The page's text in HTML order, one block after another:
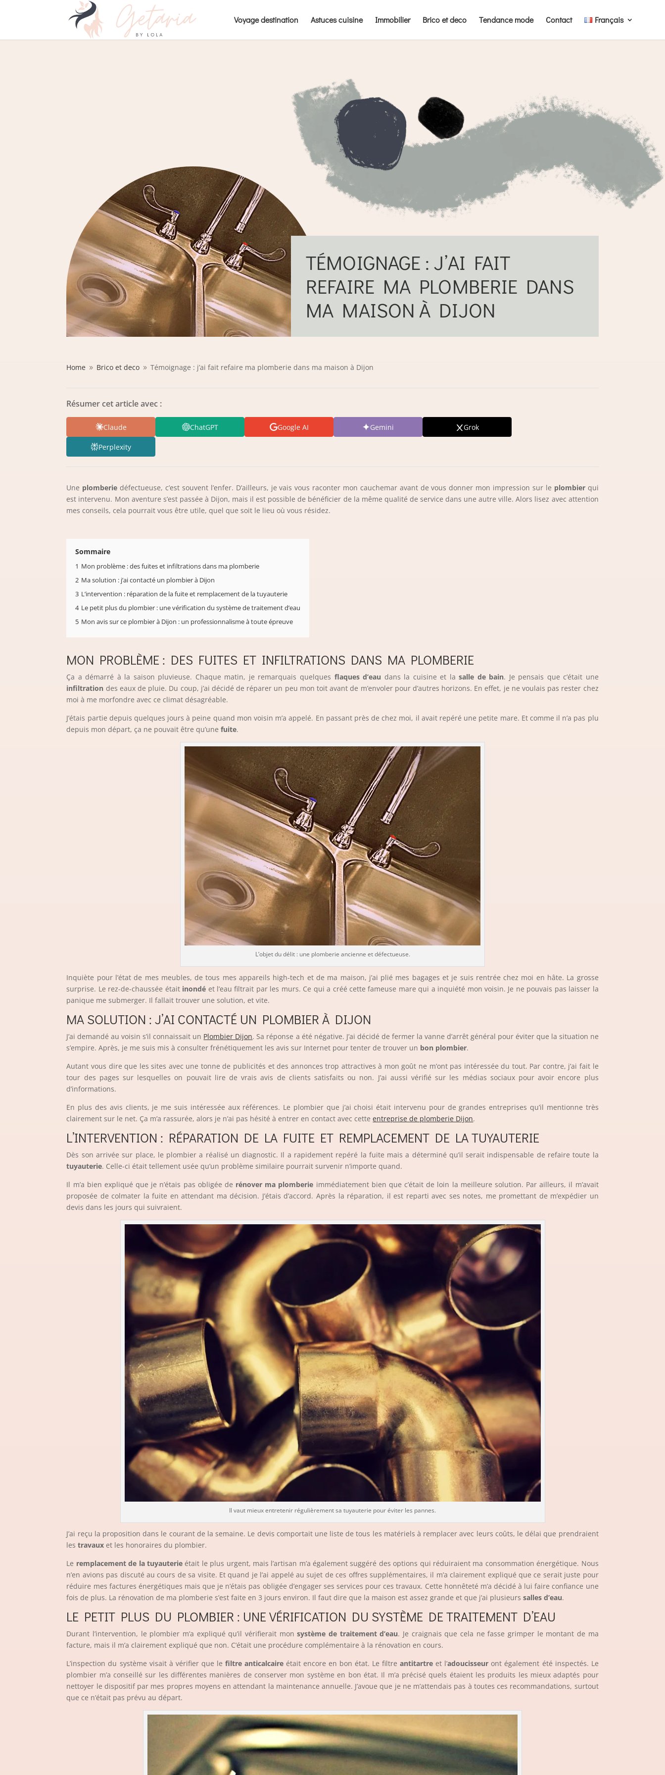
Voyage destination Astuces cuisine Immobilier Brico et deco Tendance mode Contact Français
TÉMOIGNAGE : J’AI FAIT
REFAIRE MA PLOMBERIE DANS
MA MAISON À DIJON
Home 9 Brico et deco 9 Témoignage : j’ai fait refaire ma plomberie dans ma maison à Dijon
Résumer cet article avec :
Claude ChatGPT Google AI Gemini Grok
Perplexity
Une plomberie défectueuse, c’est souvent l’enfer. D’ailleurs, je vais vous raconter mon cauchemar avant de vous donner mon impression sur le plombierqui
est intervenu. Mon aventure s’est passée à Dijon, mais il est possible de bénéficier de la même qualité de service dans une autre ville. Alors lisez avec attention
mes conseils, cela pourrait vous être utile, quel que soit le lieu où vous résidez.
Sommaire
1 Mon problème : des fuites et infiltrations dans ma plomberie
2 Ma solution : j’ai contacté un plombier à Dijon
3 L’intervention : réparation de la fuite et remplacement de la tuyauterie
4 Le petit plus du plombier : une vérification du système de traitement d’eau
5 Mon avis sur ce plombier à Dijon : un professionnalisme à toute épreuve
MON PROBLÈME : DES FUITES ET INFILTRATIONS DANS MA PLOMBERIE
Ça a démarré à la saison pluvieuse. Chaque matin, je remarquais quelques flaques d’eau dans la cuisine et lasalle de bain. Je pensais que c’était une
infiltration des eaux de pluie. Du coup, j’ai décidé de réparer un peu mon toit avant de m’envoler pour d’autres horizons. En effet, je ne voulais pas rester chez
moi à me morfondre avec ce climat désagréable.
J’étais partie depuis quelques jours à peine quand mon voisin m’a appelé. En passant près de chez moi, il avait repéré une petite mare. Et comme il n’a pas plu
depuis mon départ, ça ne pouvait être qu’unefuite.
L’objet du délit : une plomberie ancienne et défectueuse.
Inquiète pour l’état de mes meubles, de tous mes appareils high-tech et de ma maison, j’ai plié mes bagages et je suis rentrée chez moi en hâte. La grosse
surprise. Le rez-de-chaussée était inondé et l’eau filtrait par les murs. Ce qui a créé cette fameuse mare qui a inquiété mon voisin. Je ne pouvais pas laisser la
panique me submerger. Il fallait trouver une solution, et vite.
MA SOLUTION : J’AI CONTACTÉ UN PLOMBIER À DIJON
J’ai demandé au voisin s’il connaissait un Plombier Dijon. Sa réponse a été négative. J’ai décidé de fermer la vanne d’arrêt général pour éviter que la situation ne
s’empire. Après, je me suis mis à consulter frénétiquement les avis sur Internet pour tenter de trouver un bon plombier.
Autant vous dire que les sites avec une tonne de publicités et des annonces trop attractives à mon goût ne m’ont pas intéressée du tout. Par contre, j’ai fait le
tour des pages sur lesquelles on pouvait lire de vrais avis de clients satisfaits ou non. J’ai aussi vérifié sur les médias sociaux pour avoir encore plus
d’informations.
En plus des avis clients, je me suis intéressée aux références. Le plombier que j’ai choisi était intervenu pour de grandes entreprises qu’il mentionne très
clairement sur le net. Ça m’a rassurée, alors je n’ai pas hésité à entrer en contact avec cetteentreprise de plomberie Dijon.
L’INTERVENTION : RÉPARATION DE LA FUITE ET REMPLACEMENT DE LA TUYAUTERIE
Dès son arrivée sur place, le plombier a réalisé un diagnostic. Il a rapidement repéré la fuite mais a déterminé qu’il serait indispensable de refaire toute la
tuyauterie. Celle-ci était tellement usée qu’un problème similaire pourrait survenir n’importe quand.
Il m’a bien expliqué que je n’étais pas obligée de rénover ma plomberie immédiatement bien que c’était de loin la meilleure solution. Par ailleurs, il m’avait
proposée de colmater la fuite en attendant ma décision. J’étais d’accord. Après la réparation, il est reparti avec ses notes, me promettant de m’expédier un
devis dans les jours qui suivraient.
Il vaut mieux entretenir régulièrement sa tuyauterie pour éviter les pannes.
J’ai reçu la proposition dans le courant de la semaine. Le devis comportait une liste de tous les matériels à remplacer avec leurs coûts, le délai que prendraient
lestravaux et les honoraires du plombier.
Le remplacement de la tuyauterieétait le plus urgent, mais l’artisan m’a également suggéré des options qui réduiraient ma consommation énergétique. Nous
n’en avions pas discuté au cours de sa visite. Et quand je l’ai appelé au sujet de ces offres supplémentaires, il m’a clairement expliqué que ce serait juste pour
réduire mes factures énergétiques mais que je n’étais pas obligée d’engager ses services pour ces travaux. Cette honnêteté m’a décidé à lui faire confiance une
fois de plus. La rénovation de ma plomberie s’est faite en 3 jours environ. Il faut dire que la maison est assez grande et que j’ai plusieurssalles d’eau.
LE PETIT PLUS DU PLOMBIER : UNE VÉRIFICATION DU SYSTÈME DE TRAITEMENT D’EAU
Durant l’intervention, le plombier m’a expliqué qu’il vérifierait monsystème de traitement d’eau. Je craignais que cela ne fasse grimper le montant de ma
facture, mais il m’a clairement expliqué que non. C’était une procédure complémentaire à la rénovation en cours.
L’inspection du système visait à vérifier que le filtre anticalcaireétait encore en bon état. Le filtreantitartre et l’adoucisseur ont également été inspectés. Le
plombier m’a conseillé sur les différentes manières de conserver mon système en bon état. Il m’a précisé quels étaient les produits les mieux adaptés pour
nettoyer le dispositif par mes propres moyens en attendant la maintenance annuelle. J’avoue que je ne m’attendais pas à toutes ces recommandations, surtout
que ce n’était pas prévu au départ.